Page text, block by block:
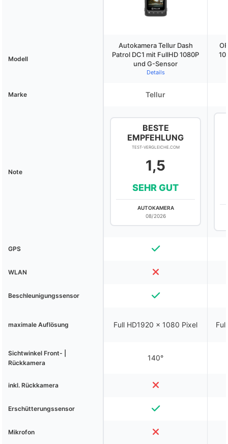
Modell
Autokamera Tellur Dash
Patrol DC1 mit FullHD 1080P
und G-Sensor
Details
Marke Tellur
Note
BESTE
EMPFEHLUNG
TEST-VERGLEICHE.COM
1,5
SEHR GUT
AUTOKAMERA
08/2026
GPS
WLAN
Beschleunigungssensor
maximale Auflösung Full HD1920 x 1080 Pixel
Sichtwinkel Front- |
Rückkamera
140°
inkl. Rückkamera
Erschütterungssensor
Mikrofon